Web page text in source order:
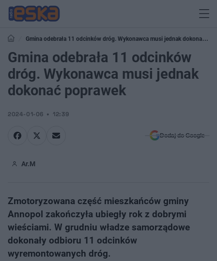
Gmina odebrała 11 odcinków dróg. Wykonawca musi jednak dokonać
poprawek
Gmina odebrała 11 odcinków
dróg. Wykonawca musi jednak
dokonać poprawek
2024-01-06 12:39
Dodaj do Google
Ar.M
Zmotoryzowana część mieszkańców gminy
Annopol zakończyła ubiegły rok z dobrymi
wieściami. W grudniu władze samorządowe
dokonały odbioru 11 odcinków
wyremontowanych dróg.